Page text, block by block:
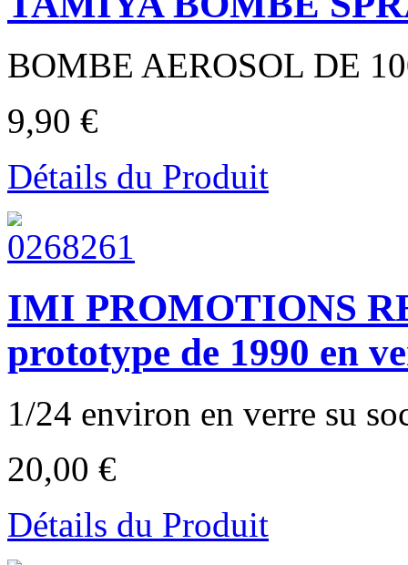
BOMBE AEROSOL DE
9,90 €
Détails du Produit
IMI PROMOTIONS
prototype de 1990 en
1/24 environ en verre su
20,00 €
Détails du Produit